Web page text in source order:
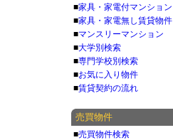
■家具・家電付マンション
■家具・家電無し賃貸物件
■マンスリーマンション
■大学別検索
■専門学校別検索
■お気に入り物件
■賃貸契約の流れ
売買物件
■売買物件検索